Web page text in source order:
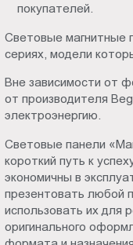
покупателей.
Световые магнитные
сериях, модели
Вне зависимости от
от производителя
электроэнергию.
Световые панели
короткий путь к
экономичны в
презентовать любой
использовать их для
оригинального